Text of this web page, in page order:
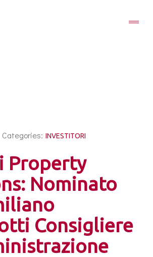
Categories: INVESTITORI
Property
Nominato
Consigliere